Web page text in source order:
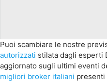
Puoi scambiare le nostre
autorizzati stilata dagli esperti
aggiornato sugli ultimi eventi
migliori broker italiani presenti